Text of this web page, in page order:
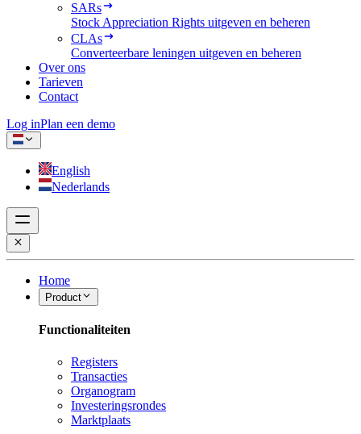
SARs
Stock Appreciation Rights uitgeven en beheren
CLAs
Converteerbare leningen uitgeven en beheren
Over ons
Tarieven
Contact
Log inPlan een demo
English
Nederlands
Home
Product
Functionaliteiten
Registers
Transacties
Organogram
Investeringsrondes
Marktplaats